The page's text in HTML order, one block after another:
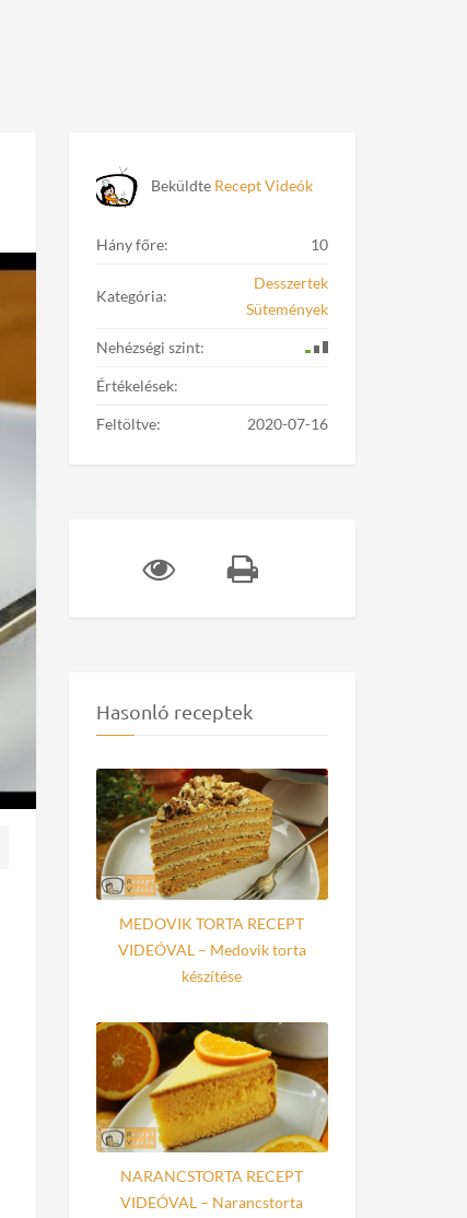
Beküldte Recept Videók
Hány főre: 10
Kategória:
Desszertek
Sütemények
Nehézségi szint:
Értékelések:
Feltöltve: 2020-07-16
Hasonló receptek
MEDOVIK TORTA RECEPT
VIDEÓVAL – Medovik torta
készítése
NARANCSTORTA RECEPT
VIDEÓVAL – Narancstorta